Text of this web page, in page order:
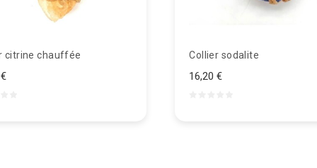
citrine chauffée Collier sodalite
16,20 €